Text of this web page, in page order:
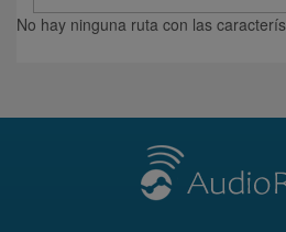
No hay ninguna ruta con las